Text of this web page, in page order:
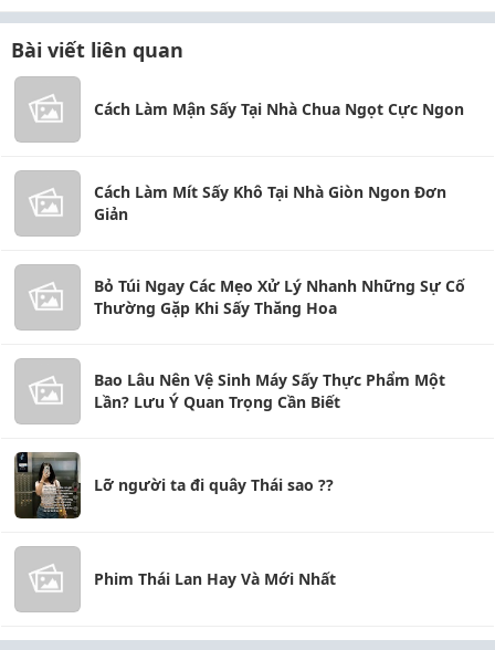
Bài viết liên quan
Cách Làm Mận Sấy Tại Nhà Chua Ngọt Cực Ngon
Cách Làm Mít Sấy Khô Tại Nhà Giòn Ngon Đơn
Giản
Bỏ Túi Ngay Các Mẹo Xử Lý Nhanh Những Sự Cố
Thường Gặp Khi Sấy Thăng Hoa
Bao Lâu Nên Vệ Sinh Máy Sấy Thực Phẩm Một
Lần? Lưu Ý Quan Trọng Cần Biết
Lỡ người ta đi quây Thái sao ??
Phim Thái Lan Hay Và Mới Nhất